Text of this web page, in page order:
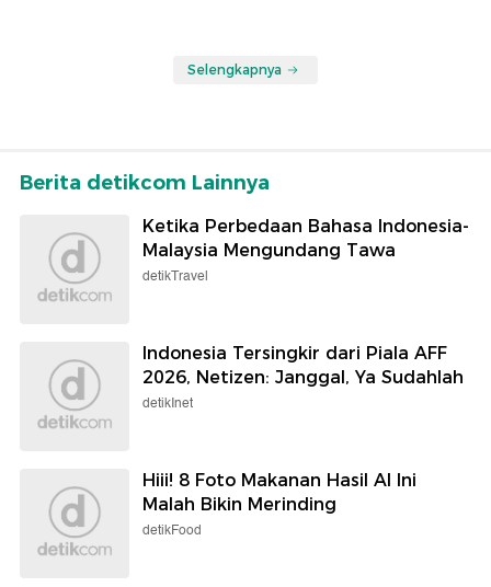
Selengkapnya
Berita detikcom Lainnya
Ketika Perbedaan Bahasa Indonesia-
Malaysia Mengundang Tawa
detikTravel
Indonesia Tersingkir dari Piala AFF
2026, Netizen: Janggal, Ya Sudahlah
detikInet
Hiii! 8 Foto Makanan Hasil AI Ini
Malah Bikin Merinding
detikFood